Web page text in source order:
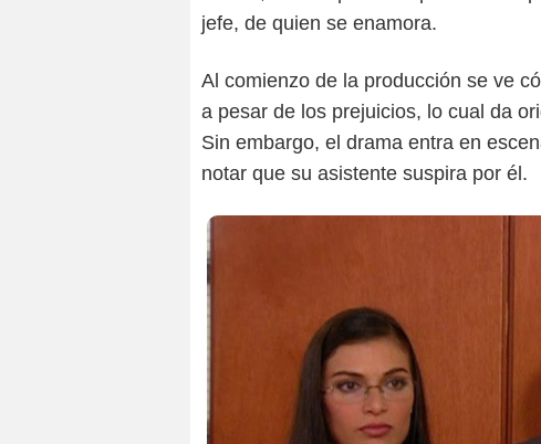
jefe, de quien se enamora.
Al comienzo de la producción se ve
a pesar de los prejuicios, lo cual da
Sin embargo, el drama entra en
notar que su asistente suspira por él.